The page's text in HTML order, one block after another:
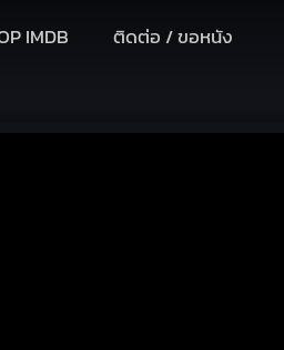
IMDB ติดต่อ / ขอหนัง